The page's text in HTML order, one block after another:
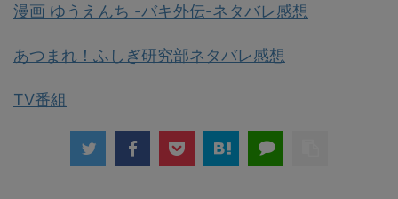
漫画 ゆうえんち -バキ外伝-ネタバレ感想
あつまれ！ふしぎ研究部ネタバレ感想
TV番組